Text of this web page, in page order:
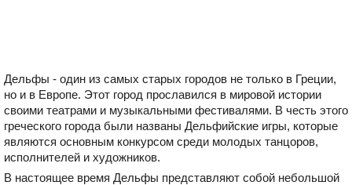
Дельфы - один из самых старых городов не только в Греции,
но и в Европе. Этот город прославился в мировой истории
своими театрами и музыкальными фестивалями. В честь этого
греческого города были названы Дельфийские игры, которые
являются основным конкурсом среди молодых танцоров,
исполнителей и художников.
В настоящее время Дельфы представляют собой небольшой